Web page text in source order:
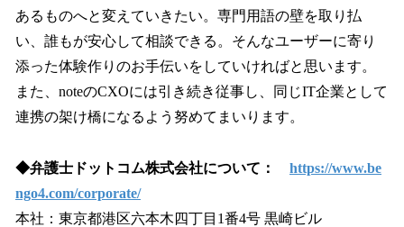
あるものへと変えていきたい。専門用語の壁を取り払
い、誰もが安心して相談できる。そんなユーザーに寄り
添った体験作りのお手伝いをしていければと思います。
また、noteのCXOには引き続き従事し、同じIT企業として
連携の架け橋になるよう努めてまいります。
◆弁護士ドットコム株式会社について： https://www.be
ngo4.com/corporate/
本社：東京都港区六本木四丁目1番4号 黒崎ビル